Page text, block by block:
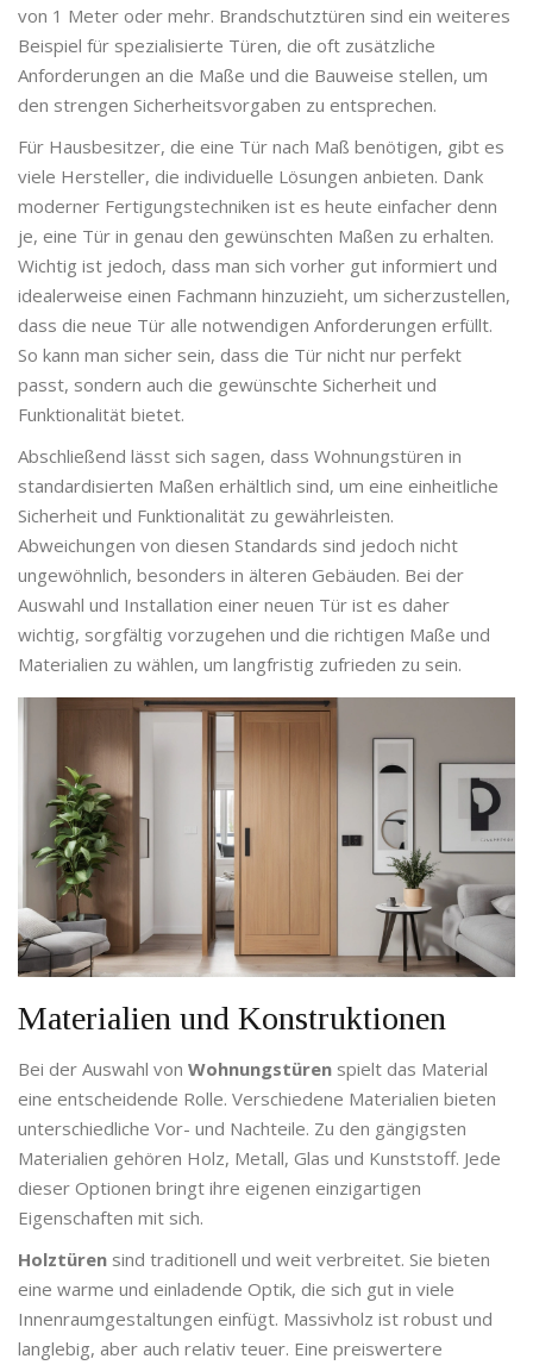
von 1 Meter oder mehr. Brandschutztüren sind ein weiteres
Beispiel für spezialisierte Türen, die oft zusätzliche
Anforderungen an die Maße und die Bauweise stellen, um
den strengen Sicherheitsvorgaben zu entsprechen.
Für Hausbesitzer, die eine Tür nach Maß benötigen, gibt es
viele Hersteller, die individuelle Lösungen anbieten. Dank
moderner Fertigungstechniken ist es heute einfacher denn
je, eine Tür in genau den gewünschten Maßen zu erhalten.
Wichtig ist jedoch, dass man sich vorher gut informiert und
idealerweise einen Fachmann hinzuzieht, um sicherzustellen,
dass die neue Tür alle notwendigen Anforderungen erfüllt.
So kann man sicher sein, dass die Tür nicht nur perfekt
passt, sondern auch die gewünschte Sicherheit und
Funktionalität bietet.
Abschließend lässt sich sagen, dass Wohnungstüren in
standardisierten Maßen erhältlich sind, um eine einheitliche
Sicherheit und Funktionalität zu gewährleisten.
Abweichungen von diesen Standards sind jedoch nicht
ungewöhnlich, besonders in älteren Gebäuden. Bei der
Auswahl und Installation einer neuen Tür ist es daher
wichtig, sorgfältig vorzugehen und die richtigen Maße und
Materialien zu wählen, um langfristig zufrieden zu sein.
Materialien und Konstruktionen
Bei der Auswahl von Wohnungstüren spielt das Material
eine entscheidende Rolle. Verschiedene Materialien bieten
unterschiedliche Vor- und Nachteile. Zu den gängigsten
Materialien gehören Holz, Metall, Glas und Kunststoff. Jede
dieser Optionen bringt ihre eigenen einzigartigen
Eigenschaften mit sich.
Holztüren sind traditionell und weit verbreitet. Sie bieten
eine warme und einladende Optik, die sich gut in viele
Innenraumgestaltungen einfügt. Massivholz ist robust und
langlebig, aber auch relativ teuer. Eine preiswertere